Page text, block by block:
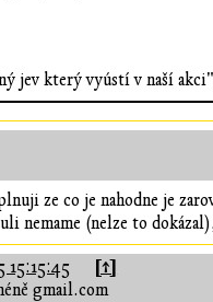
jev který vyústí v naší
ze co je nahodne je
nemame (nelze to
15:15:45 [↑]
gmail.com